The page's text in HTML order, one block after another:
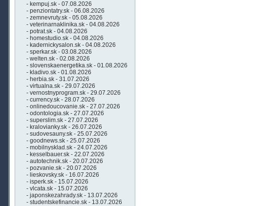
- kempuj.sk - 07.08.2026
- penziontatry.sk - 06.08.2026
- zemnevruty.sk - 05.08.2026
- veterinarnaklinika.sk - 04.08.2026
- potrat.sk - 04.08.2026
- homestudio.sk - 04.08.2026
- kadernickysalon.sk - 04.08.2026
- sperkar.sk - 03.08.2026
- welten.sk - 02.08.2026
- slovenskaenergetika.sk - 01.08.2026
- kladivo.sk - 01.08.2026
- herbia.sk - 31.07.2026
- virtualna.sk - 29.07.2026
- vernostnyprogram.sk - 29.07.2026
- currency.sk - 28.07.2026
- onlinedoucovanie.sk - 27.07.2026
- odontologia.sk - 27.07.2026
- superslim.sk - 27.07.2026
- kralovianky.sk - 26.07.2026
- sudovesauny.sk - 25.07.2026
- goodnews.sk - 25.07.2026
- mobilnysklad.sk - 24.07.2026
- kesselbauer.sk - 22.07.2026
- autotechnik.sk - 20.07.2026
- pozvanie.sk - 20.07.2026
- lieskovsky.sk - 16.07.2026
- isperk.sk - 15.07.2026
- vlcata.sk - 15.07.2026
- japonskezahrady.sk - 13.07.2026
- studentskefinancie.sk - 13.07.2026